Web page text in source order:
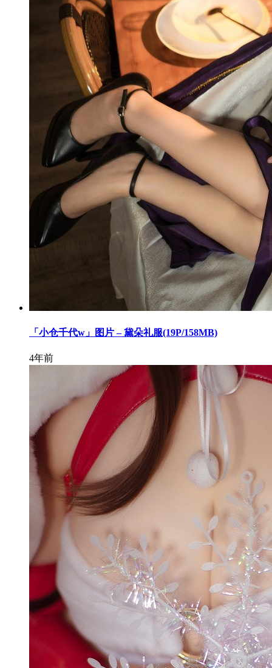
「小仓千代w」图片 – 黛朵礼服(19P/158MB)
4年前